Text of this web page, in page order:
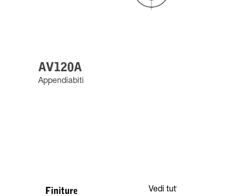
AV120A
Appendiabiti
Finiture Vedi tutte